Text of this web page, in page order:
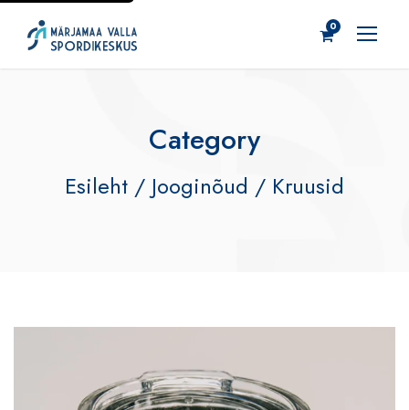
0
Category
Esileht / Jooginõud / Kruusid